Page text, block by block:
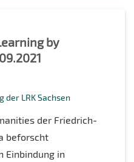
by
der LRK Sachsen
der Friedrich-
beforscht
Einbindung in